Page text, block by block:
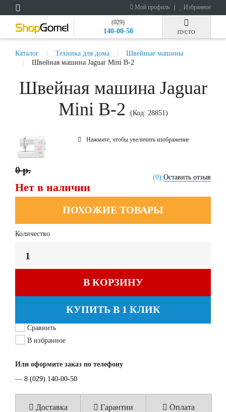
Мой профиль Избранное
(029)
140-00-50 ПУСТО
Каталог Техника для дома
Швейные машины
Швейная машина Jaguar Mini B-2
Швейная машина Jaguar
Mini B-2
(Код: 28851)
Нажмите, чтобы увеличить изображение
(0) Оставить отзыв
0 р.
Нет в наличии
ПОХОЖИЕ ТОВАРЫ
Количество
В КОРЗИНУ
КУПИТЬ В 1 КЛИК
Сравнить
В избранное
Или оформите заказ по телефону
— 8 (029) 140-00-50
Доставка Гарантии Оплата